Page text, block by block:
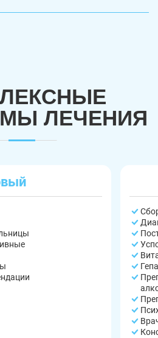
ЛЕЧЕНИЯ